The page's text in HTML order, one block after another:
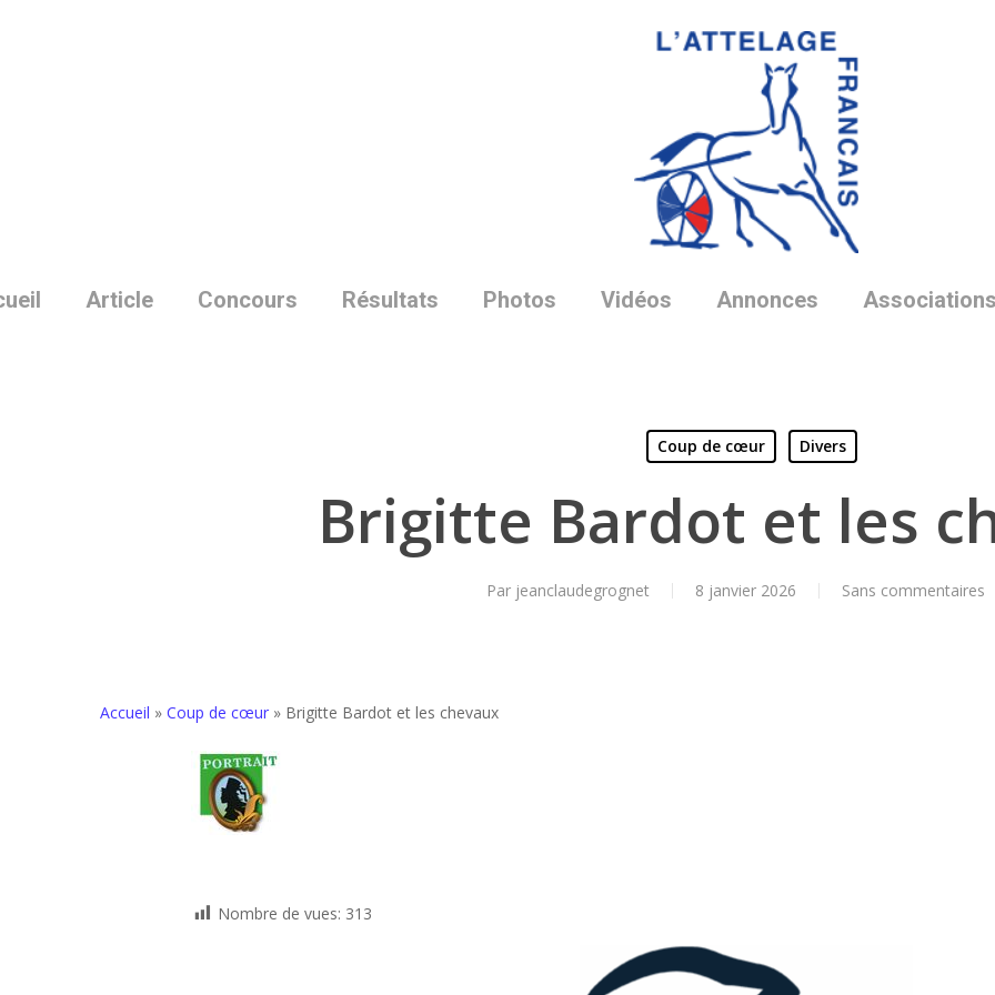
Article Concours Résultats Photos Vidéos Annonces Associations
Coup de cœur Divers
Brigitte Bardot et les
Par jeanclaudegrognet 8 janvier 2026 Sans commentaires
Accueil » Coup de cœur » Brigitte Bardot et les chevaux
Nombre de vues: 313